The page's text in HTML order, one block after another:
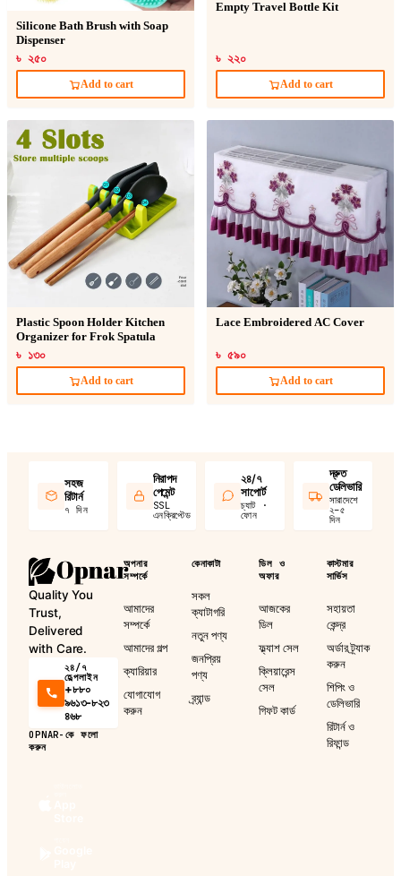
Silicone Bath Brush with Soap
Dispenser
৳ ২৫০
Add to cart
Empty Travel Bottle Kit
৳ ২২০
Add to cart
Plastic Spoon Holder Kitchen
Organizer for Frok Spatula
৳ ১৩০
Add to cart
Lace Embroidered AC Cover
৳ ৫৯০
Add to cart
সহজ
রিটার্ন
৭ দিন
নিরাপদ
পেমেন্ট
SSL
এনক্রিপ্টেড
২৪/৭
সাপোর্ট
চ্যাট ·
ফোন
দ্রুত
ডেলিভারি
সারাদেশে
২–৫
দিন
Quality You
Trust,
Delivered
with Care.
২৪/৭
হেল্পলাইন
+৮৮০
৯৬১৩-৮২৩
৪৬৮
OPNAR-কে ফলো
করুন
অপনার
সম্পর্কে
আমাদের
সম্পর্কে
আমাদের গল্প
ক্যারিয়ার
যোগাযোগ
করুন
কেনাকাটা
সকল
ক্যাটাগরি
নতুন পণ্য
জনপ্রিয়
পণ্য
ব্র্যান্ড
ডিল ও
অফার
আজকের
ডিল
ফ্ল্যাশ সেল
ক্লিয়ারেন্স
সেল
গিফট কার্ড
কাস্টমার
সার্ভিস
সহায়তা
কেন্দ্র
অর্ডার ট্র্যাক
করুন
শিপিং ও
ডেলিভারি
রিটার্ন ও
রিফান্ড